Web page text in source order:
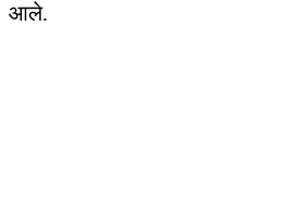
आले.